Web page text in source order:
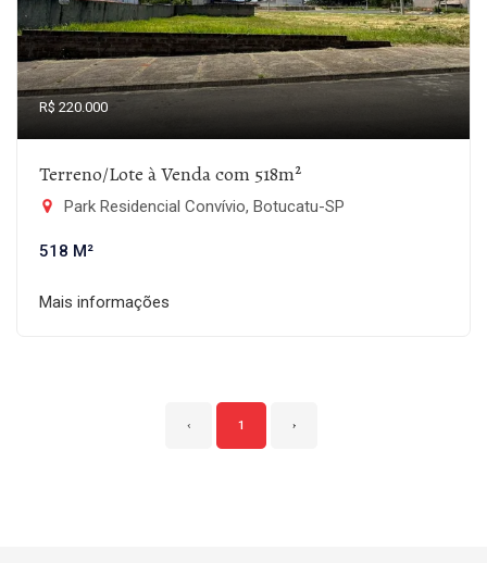
R$ 220.000
Terreno/Lote à Venda com 518m²
Park Residencial Convívio, Botucatu-SP
518 M²
Mais informações
‹ 1 ›